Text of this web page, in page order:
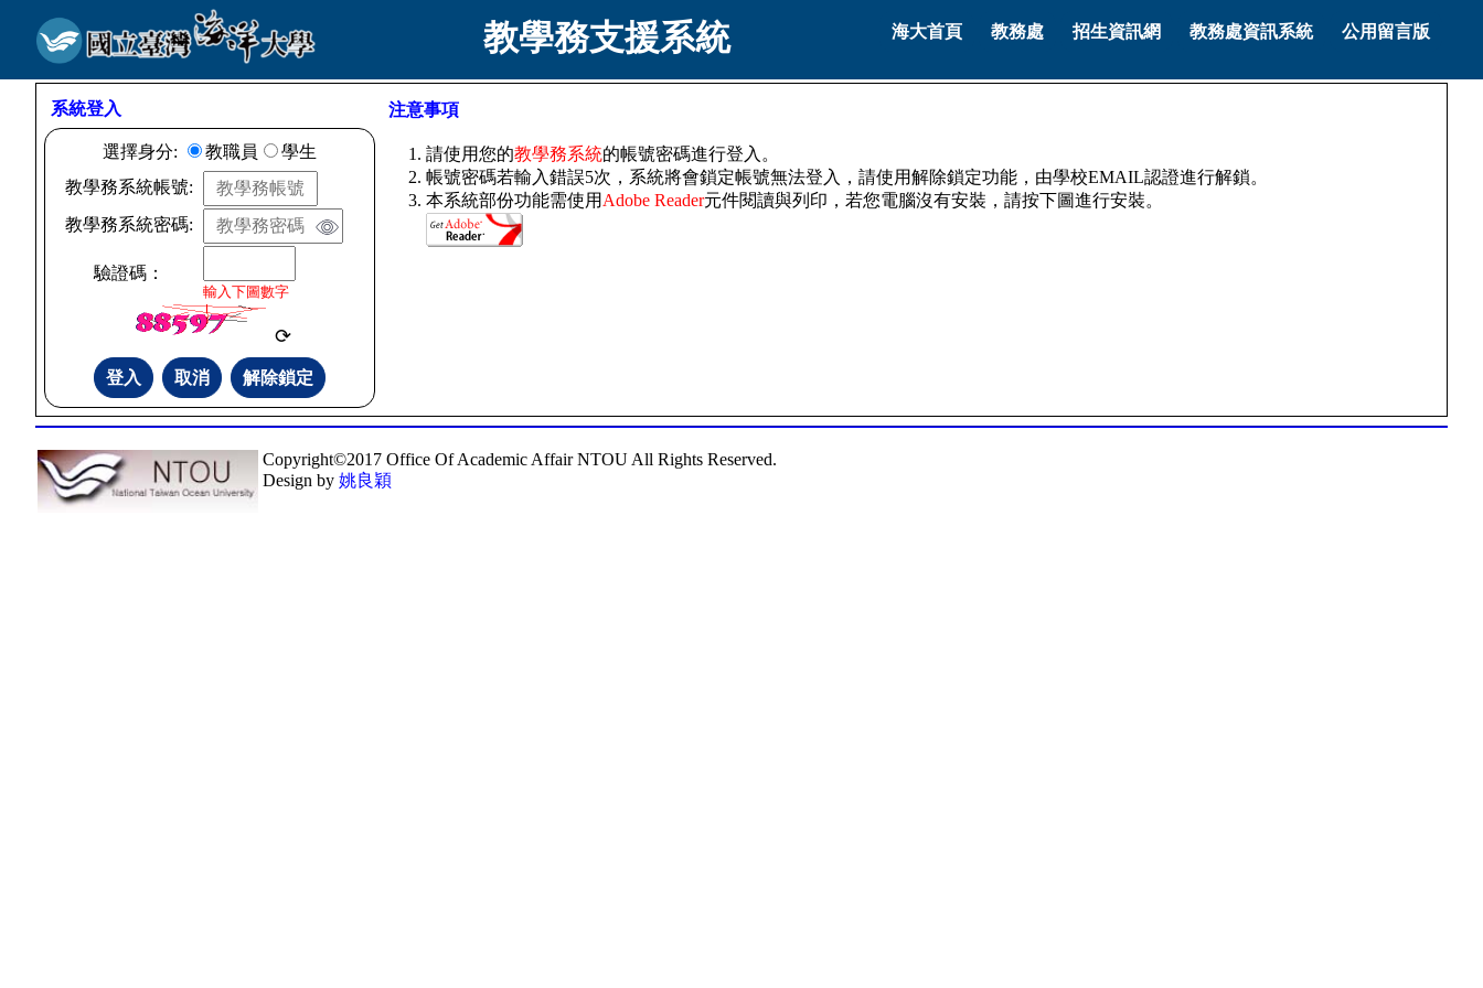
教學務支援系統 海大首頁 教務處 招生資訊網 教務處資訊系統 公用留言版
系統登入
選擇身分: 教職員
學生
教學務系統帳號:
教學務系統密碼:
驗證碼：
輸入下圖數字
注意事項
請使用您的教學務系統的帳號密碼進行登入。
帳號密碼若輸入錯誤5次，系統將會鎖定帳號無法登入，請使用解除鎖定功能，由學校EMAIL認證進行解鎖。
本系統部份功能需使用 Adobe Reader元件閱讀與列印，若您電腦沒有安裝，請按下圖進行安裝。
Copyright©2017 Office Of Academic Affair NTOU All Rights Reserved.
Design by 姚良穎